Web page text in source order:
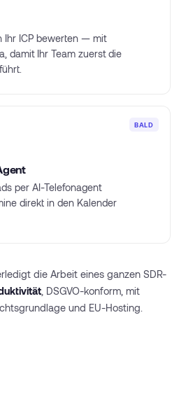
Ihr ICP bewerten — mit
damit Ihr Team zuerst die
BALD
per AI-Telefonagent
direkt in den Kalender
die Arbeit eines ganzen SDR-
, DSGVO-konform, mit
und EU-Hosting.